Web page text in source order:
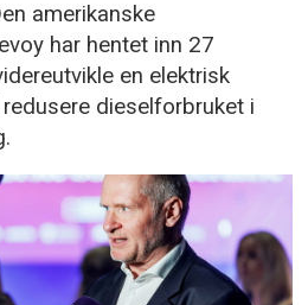
amerikanske
har hentet inn 27
en elektrisk
dieselforbruket i